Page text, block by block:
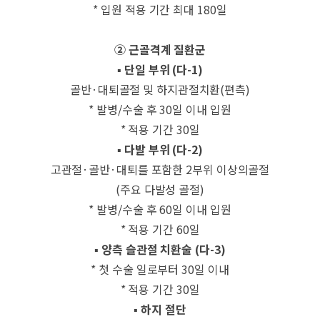
* 입원 적용 기간 최대 180일
② 근골격계 질환군
​▪ 단일 부위 (다-1)
골반·대퇴골절 및 하지관절치환(편측)
* 발병/수술 후 30일 이내 입원
* 적용 기간 30일
▪ 다발 부위 (다-2)
고관절·골반·대퇴를 포함한 2부위 이상의골절
(주요 다발성 골절)
* 발병/수술 후 60일 이내 입원
* 적용 기간 60일
▪ 양측 슬관절 치환술 (다-3)
* 첫 수술 일로부터 30일 이내
* 적용 기간 30일
▪ 하지 절단